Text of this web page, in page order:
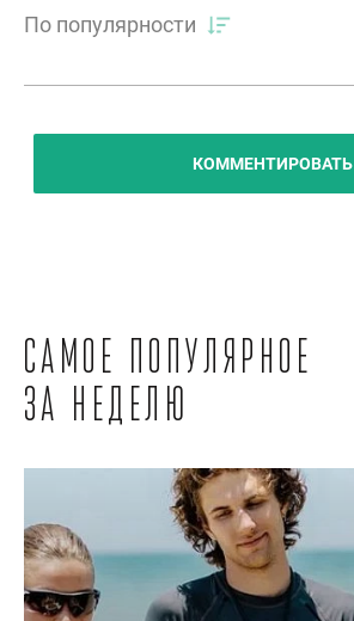
По популярности
КОММЕНТИРОВАТЬ
Самое популярное
за неделю